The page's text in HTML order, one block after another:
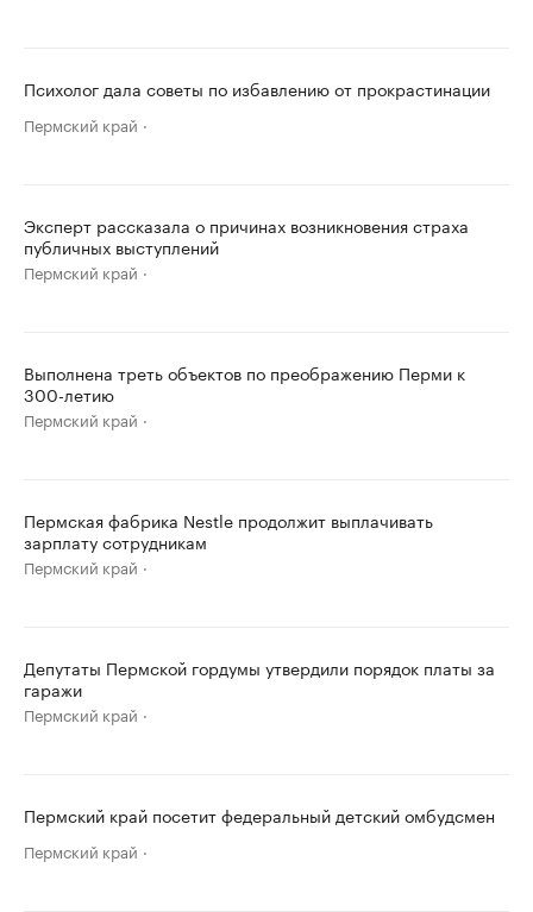
Психолог дала советы по избавлению от прокрастинации
Пермский край
Эксперт рассказала о причинах возникновения страха
публичных выступлений
Пермский край
Выполнена треть объектов по преображению Перми к
300-летию
Пермский край
Пермская фабрика Nestle продолжит выплачивать
зарплату сотрудникам
Пермский край
Депутаты Пермской гордумы утвердили порядок платы за
гаражи
Пермский край
Пермский край посетит федеральный детский омбудсмен
Пермский край